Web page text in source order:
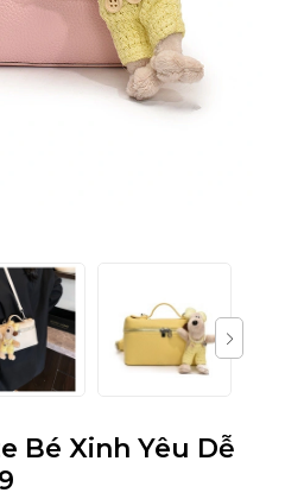
Bé Xinh Yêu Dễ